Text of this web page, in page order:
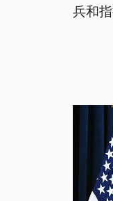
兵和